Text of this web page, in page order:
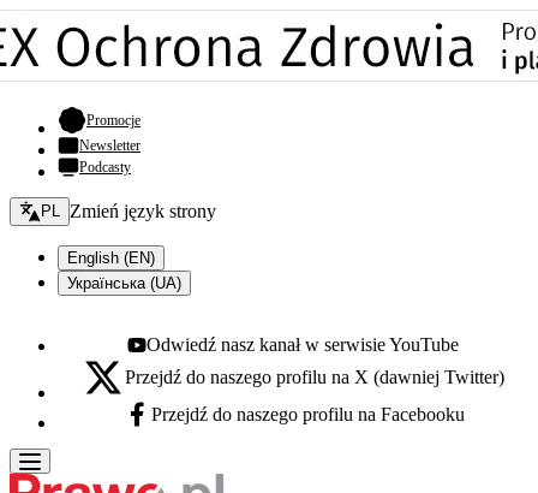
Promocje- otwiera się w nowej karcie
Newsletter
Podcasty
Zmień język - bieżący:
PL Zmień język strony
English (EN)
Українська (UA)
Youtube - otwiera się w nowej karcie
Odwiedź nasz kanał w serwisie YouTube
X - otwiera się w nowej karcie
Przejdź do naszego profilu na X (dawniej Twitter)
Facebook - otwiera się w nowej karcie
Przejdź do naszego profilu na Facebooku